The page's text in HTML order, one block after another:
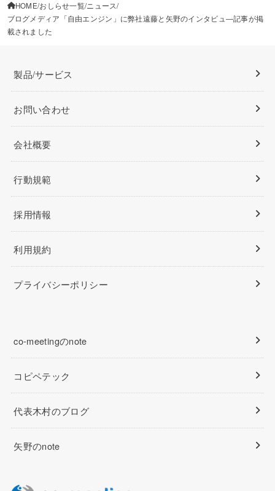
HOME おしらせ一覧 ニュース
ブログメディア「自由エンジン」に弊社遠藤と矢野のインタビュ―記事が掲
載されました
製品/サービス
お問い合わせ
会社概要
行動規範
採用情報
利用規約
プライバシーポリシー
co-meetingのnote
コピペテック
代表木村のブログ
矢野のnote